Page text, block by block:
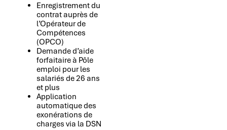
Enregistrement du
contrat auprès de
l’Opérateur de
Compétences
(OPCO)
Demande d’aide
forfaitaire à Pôle
emploi pour les
salariés de 26 ans
et plus
Application
automatique des
exonérations de
charges via la DSN